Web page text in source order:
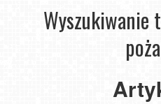
Wyszukiwanie